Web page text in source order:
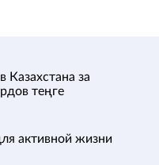
Казахстана за
теңге
активной жизни